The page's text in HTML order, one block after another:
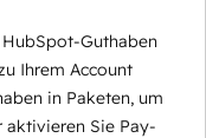
Guthaben
Ihrem Account
in Paketen, um
aktivieren Sie Pay-